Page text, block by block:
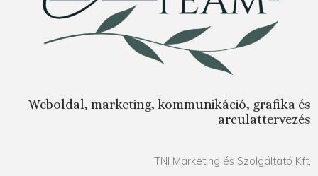
Weboldal, marketing, kommunikáció, grafika és
arculattervezés
TNI Marketing és Szolgáltató Kft.